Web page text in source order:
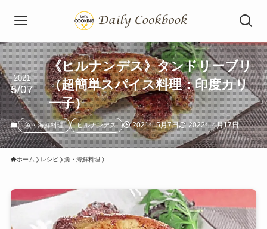
《ヒルナンデス》タンドリーブリ
（超簡単スパイス料理：印度カリ
ー子）
2021
5/07
魚・海鮮料理 ヒルナンデス 2021年5月7日 2022年4月17日
ホーム レシピ 魚・海鮮料理